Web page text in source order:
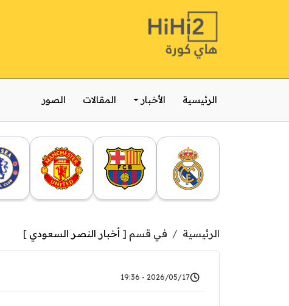
الرئيسية الأخبار المقالات الصور
الرئيسية في قسم [ أخبار النصر السعودي ]
2026/05/17 - 19:36